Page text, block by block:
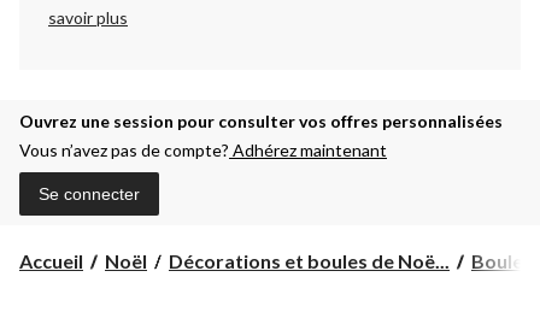
savoir plus
Ouvrez une session pour consulter vos offres personnalisées
Vous n’avez pas de compte? Adhérez maintenant
Se connecter
Accueil Noël Décorations et boules de Noë... Boules